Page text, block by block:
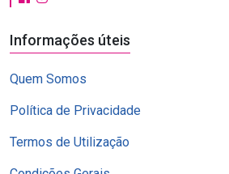
Informações úteis
Quem Somos
Política de Privacidade
Termos de Utilização